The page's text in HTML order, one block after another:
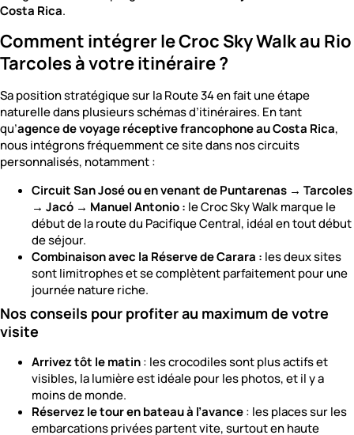
Costa Rica.
Comment intégrer le Croc Sky Walk au Rio
Tarcoles à votre itinéraire ?
Sa position stratégique sur la Route 34 en fait une étape
naturelle dans plusieurs schémas d’itinéraires. En tant
qu’agence de voyage réceptive francophone au Costa Rica,
nous intégrons fréquemment ce site dans nos circuits
personnalisés, notamment :
Circuit San José ou en venant de Puntarenas → Tarcoles
→ Jacó → Manuel Antonio : le Croc Sky Walk marque le
début de la route du Pacifique Central, idéal en tout début
de séjour.
Combinaison avec la Réserve de Carara : les deux sites
sont limitrophes et se complètent parfaitement pour une
journée nature riche.
Nos conseils pour profiter au maximum de votre
visite
Arrivez tôt le matin: les crocodiles sont plus actifs et
visibles, la lumière est idéale pour les photos, et il y a
moins de monde.
Réservez le tour en bateau à l’avance: les places sur les
embarcations privées partent vite, surtout en haute